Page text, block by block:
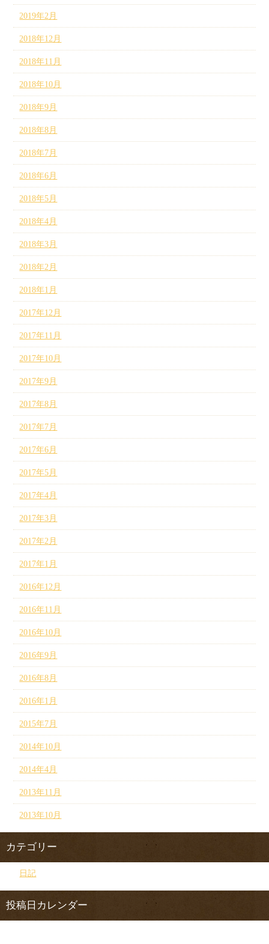
2019年2月
2018年12月
2018年11月
2018年10月
2018年9月
2018年8月
2018年7月
2018年6月
2018年5月
2018年4月
2018年3月
2018年2月
2018年1月
2017年12月
2017年11月
2017年10月
2017年9月
2017年8月
2017年7月
2017年6月
2017年5月
2017年4月
2017年3月
2017年2月
2017年1月
2016年12月
2016年11月
2016年10月
2016年9月
2016年8月
2016年1月
2015年7月
2014年10月
2014年4月
2013年11月
2013年10月
カテゴリー
日記
投稿日カレンダー